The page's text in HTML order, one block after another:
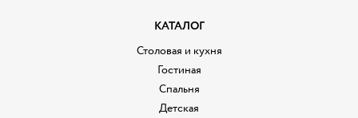
КАТАЛОГ
Столовая и кухня
Гостиная
Спальня
Детская